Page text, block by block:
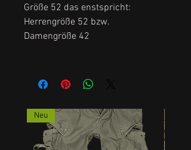
Größe 52 das enstspricht:
Herrengröße 52 bzw.
Damengröße 42
Neu